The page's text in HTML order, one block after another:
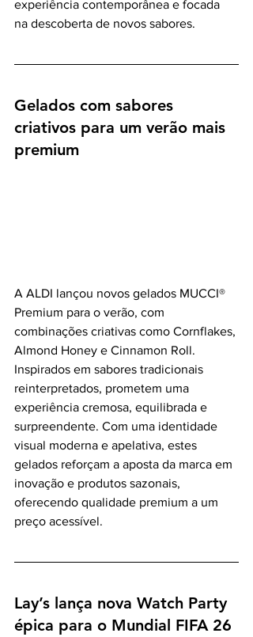
experiência contemporânea e focada
na descoberta de novos sabores.
Gelados com sabores
criativos para um verão mais
premium
A ALDI lançou novos gelados MUCCI®
Premium para o verão, com
combinações criativas como Cornflakes,
Almond Honey e Cinnamon Roll.
Inspirados em sabores tradicionais
reinterpretados, prometem uma
experiência cremosa, equilibrada e
surpreendente. Com uma identidade
visual moderna e apelativa, estes
gelados reforçam a aposta da marca em
inovação e produtos sazonais,
oferecendo qualidade premium a um
preço acessível.
Lay’s lança nova Watch Party
épica para o Mundial FIFA 26